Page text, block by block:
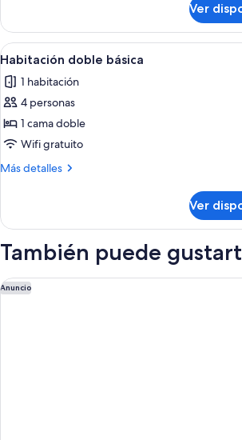
doble
básica
Ver
Ver
todas
las
fotos
de
Habitación
doble
1
9
Habitación doble básica
1 habitación
4 personas
1 cama doble
Wifi gratuito
Más detalles
Más
doble
Ver
También puede
Anuncio
Park Central South Beach